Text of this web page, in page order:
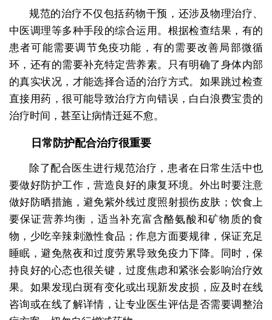
规范的治疗不仅包括药物干预，还涉及物理治疗、
中医调理等多种手段的综合运用。根据检查结果，有的
患者可能需要调节免疫功能，有的需要改善局部微循
环，还有的需要补充特定营养素。只有明确了身体内部
的真实状况，才能选择合适的治疗方式。如果跳过检查
直接用药，很可能导致治疗方向错误，白白浪费宝贵的
治疗时间，甚至让病情迁延不愈。
日常防护配合治疗很重要
除了配合医生进行规范治疗，患者在日常生活中也
要做好防护工作，营造良好的康复环境。外出时要注意
做好防晒措施，避免紫外线过度照射损伤皮肤；饮食上
要保证营养均衡，适当补充富含酪氨酸和矿物质的食
物，少吃辛辣刺激性食品；作息方面要规律，保证充足
睡眠，避免熬夜和过度劳累导致免疫力下降。同时，保
持良好的心态也很关键，过度焦虑和紧张会影响治疗效
果。如果发现白斑有变化或出现新发皮损，应及时在线
咨询或在线了解详情，让专业医生评估是否需要调整治